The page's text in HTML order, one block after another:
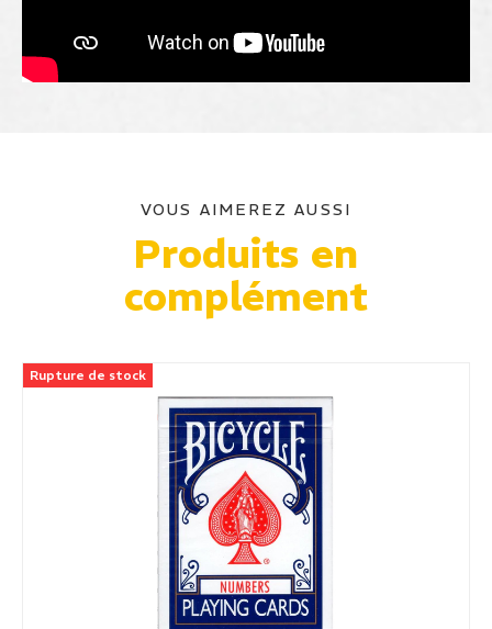
VOUS AIMEREZ AUSSI
Produits en
complément
Rupture de stock